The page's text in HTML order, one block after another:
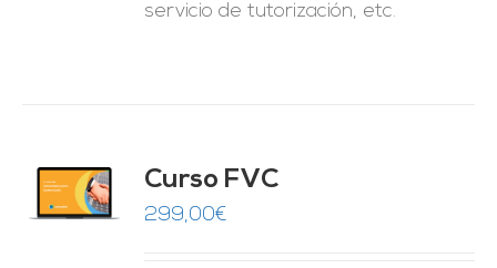
servicio de tutorización, etc.
Curso FVC
299,00€